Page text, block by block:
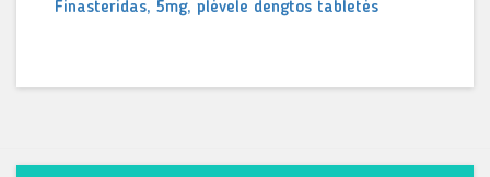
Finasteridas, 5mg, plėvele dengtos tabletės